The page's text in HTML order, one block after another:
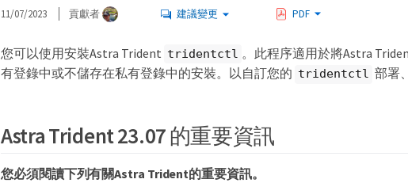
11/07/2023 貢獻者 建議變更 PDF
您可以使用安裝Astra Trident tridentctl 。此程序適用於將Astra
有登錄中或不儲存在私有登錄中的安裝。以自訂您的 tridentctl 部署
Astra Trident 23.07 的重要資訊
您必須閱讀下列有關Astra Trident的重要資訊。